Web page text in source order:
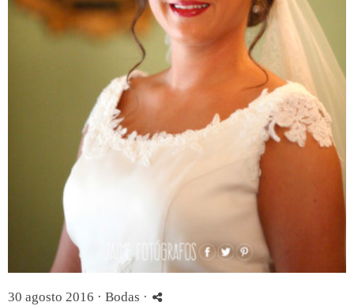
30 agosto 2016 · Bodas ·